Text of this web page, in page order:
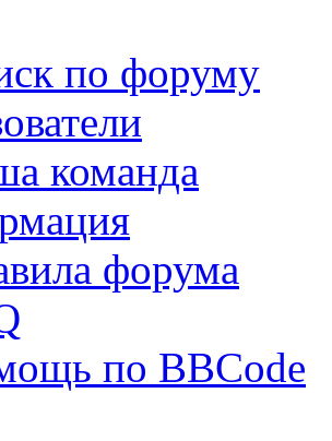
по форуму
команда
форума
по BBCode